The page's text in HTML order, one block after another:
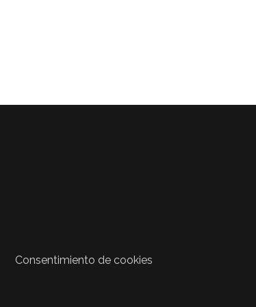
Consentimiento de cookies